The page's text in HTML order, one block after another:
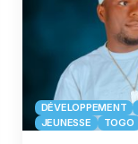
DÉVELOPPEMENT
JEUNESSE
TOGO